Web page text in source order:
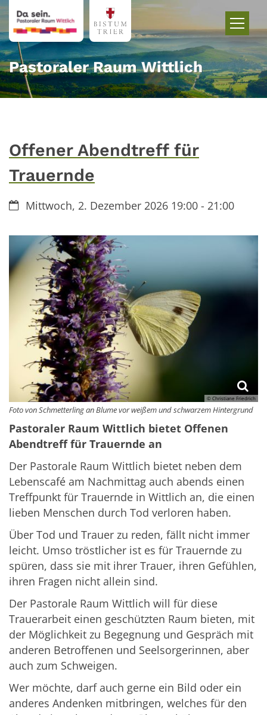
Zum Inhalt springen
Pastoraler Raum Wittlich
Offener Abendtreff für
Trauernde
Datum:Mittwoch, 2. Dezember 2026 19:00 - 21:00
© Christiane Friedrich
Foto von Schmetterling an Blume vor weißem und schwarzem Hintergrund
Pastoraler Raum Wittlich bietet Offenen
Abendtreff für Trauernde an
Der Pastorale Raum Wittlich bietet neben dem
Lebenscafé am Nachmittag auch abends einen
Treffpunkt für Trauernde in Wittlich an, die einen
lieben Menschen durch Tod verloren haben.
Über Tod und Trauer zu reden, fällt nicht immer
leicht. Umso tröstlicher ist es für Trauernde zu
spüren, dass sie mit ihrer Trauer, ihren Gefühlen,
ihren Fragen nicht allein sind.
Der Pastorale Raum Wittlich will für diese
Trauerarbeit einen geschützten Raum bieten, mit
der Möglichkeit zu Begegnung und Gespräch mit
anderen Betroffenen und Seelsorgerinnen, aber
auch zum Schweigen.
Wer möchte, darf auch gerne ein Bild oder ein
anderes Andenken mitbringen, welches für den